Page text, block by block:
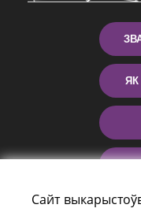
ЯК
Сайт